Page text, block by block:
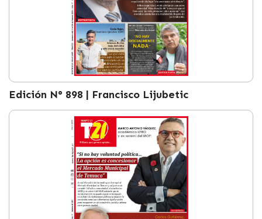
Edición N° 898 | Francisco Lijubetic